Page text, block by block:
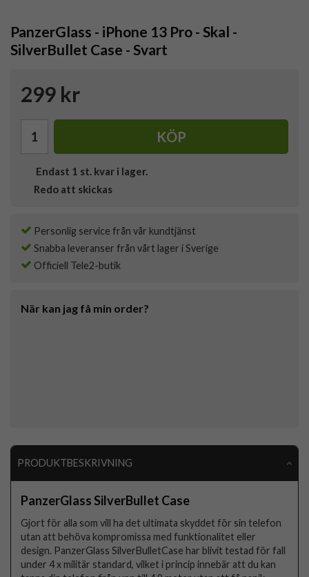
PanzerGlass - iPhone 13 Pro - Skal -
SilverBullet Case - Svart
299 kr
KÖP
Endast 1 st. kvar i lager.
Redo att skickas
Personlig service från vår kundtjänst
Snabba leveranser från vårt lager i Sverige
Officiell Tele2-butik
När kan jag få min order?
PRODUKTBESKRIVNING
PanzerGlass SilverBullet Case
Gjort för alla som vill ha det ultimata skyddet för sin telefon
utan att behöva kompromissa med funktionalitet eller
design. PanzerGlass SilverBulletCase har blivit testad för fall
under 4 x militär standard, vilket i princip innebär att du kan